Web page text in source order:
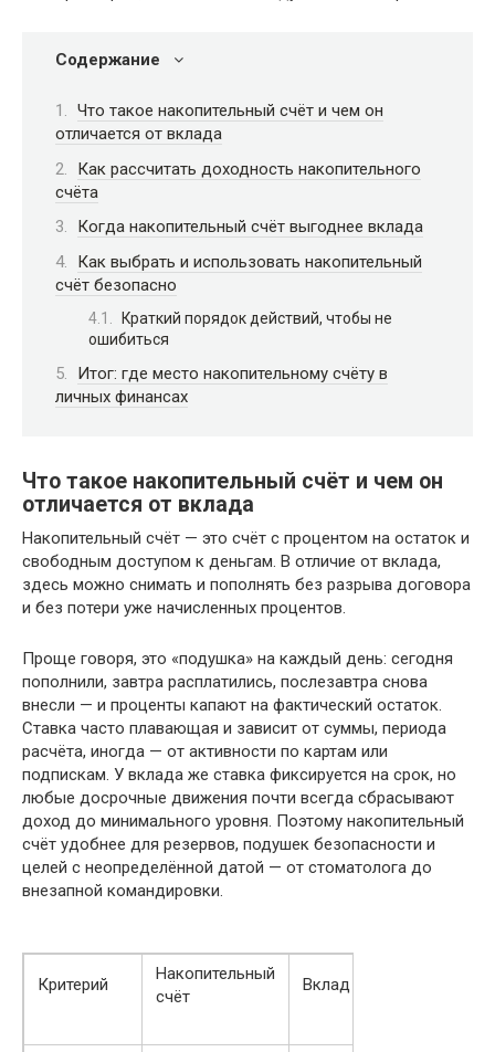
Содержание
Что такое накопительный счёт и чем он
отличается от вклада
Как рассчитать доходность накопительного
счёта
Когда накопительный счёт выгоднее вклада
Как выбрать и использовать накопительный
счёт безопасно
Краткий порядок действий, чтобы не
ошибиться
Итог: где место накопительному счёту в
личных финансах
Что такое накопительный счёт и чем он
отличается от вклада
Накопительный счёт — это счёт с процентом на остаток и
свободным доступом к деньгам. В отличие от вклада,
здесь можно снимать и пополнять без разрыва договора
и без потери уже начисленных процентов.
Проще говоря, это «подушка» на каждый день: сегодня
пополнили, завтра расплатились, послезавтра снова
внесли — и проценты капают на фактический остаток.
Ставка часто плавающая и зависит от суммы, периода
расчёта, иногда — от активности по картам или
подпискам. У вклада же ставка фиксируется на срок, но
любые досрочные движения почти всегда сбрасывают
доход до минимального уровня. Поэтому накопительный
счёт удобнее для резервов, подушек безопасности и
целей с неопределённой датой — от стоматолога до
внезапной командировки.
Критерий
Накопительный
счёт
Вклад